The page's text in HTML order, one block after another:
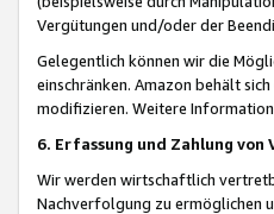
Vergütungen und/oder der
Gelegentlich können wir die
einschränken. Amazon behält
modifizieren. Weitere
6. Erfassung und Zahlung von
Wir werden wirtschaftlich
Nachverfolgung zu ermöglichen